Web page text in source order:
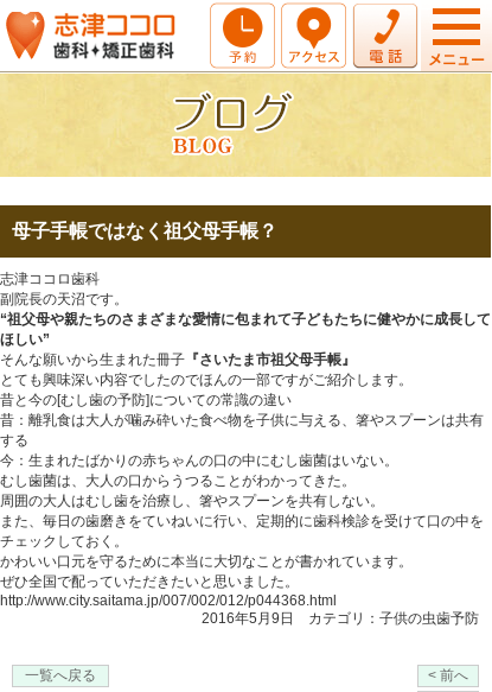
母子手帳ではなく祖父母手帳？
志津ココロ歯科
副院長の天沼です。
“祖父母や親たちのさまざまな愛情に包まれて子どもたちに健やかに成長して
ほしい”
そんな願いから生まれた冊子 『さいたま市祖父母手帳』
とても興味深い内容でしたのでほんの一部ですがご紹介します。
昔と今の[むし歯の予防]についての常識の違い
昔：離乳食は大人が噛み砕いた食べ物を子供に与える、箸やスプーンは共有
する
今：生まれたばかりの赤ちゃんの口の中にむし歯菌はいない。
むし歯菌は、大人の口からうつることがわかってきた。
周囲の大人はむし歯を治療し、箸やスプーンを共有しない。
また、毎日の歯磨きをていねいに行い、定期的に歯科検診を受けて口の中を
チェックしておく。
かわいい口元を守るために本当に大切なことが書かれています。
ぜひ全国で配っていただきたいと思いました。
http://www.city.saitama.jp/007/002/012/p044368.html
2016年5月9日 カテゴリ： 子供の虫歯予防
一覧へ戻る
< 前へ